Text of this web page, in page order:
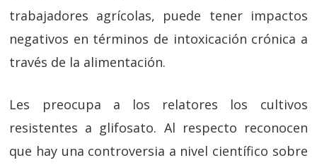
trabajadores agrícolas, puede tener impactos
negativos en términos de intoxicación crónica a
través de la alimentación.
Les preocupa a los relatores los cultivos
resistentes a glifosato. Al respecto reconocen
que hay una controversia a nivel científico sobre